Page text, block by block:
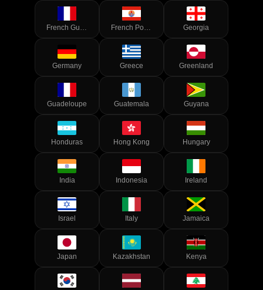
French Guiana French Polynesia Georgia
Germany Greece Greenland
Guadeloupe Guatemala Guyana
Honduras Hong Kong Hungary
India Indonesia Ireland
Israel Italy Jamaica
Japan Kazakhstan Kenya